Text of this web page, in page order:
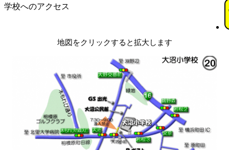
学校へのアクセス
地図をクリックすると拡大します